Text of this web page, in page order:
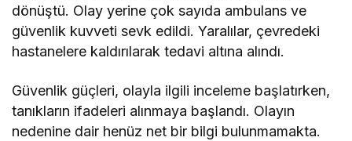
dönüştü. Olay yerine çok sayıda ambulans ve
güvenlik kuvveti sevk edildi. Yaralılar, çevredeki
hastanelere kaldırılarak tedavi altına alındı.
Güvenlik güçleri, olayla ilgili inceleme başlatırken,
tanıkların ifadeleri alınmaya başlandı. Olayın
nedenine dair henüz net bir bilgi bulunmamakta.